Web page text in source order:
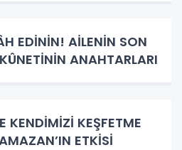
EDİNİN! AİLENİN SON
ANAHTARLARI
KENDİMİZİ KEŞFETME
ETKİSİ